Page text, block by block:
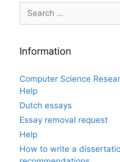
for:
Information
Computer Science
Help
Dutch essays
Essay removal request
Help
How to write a